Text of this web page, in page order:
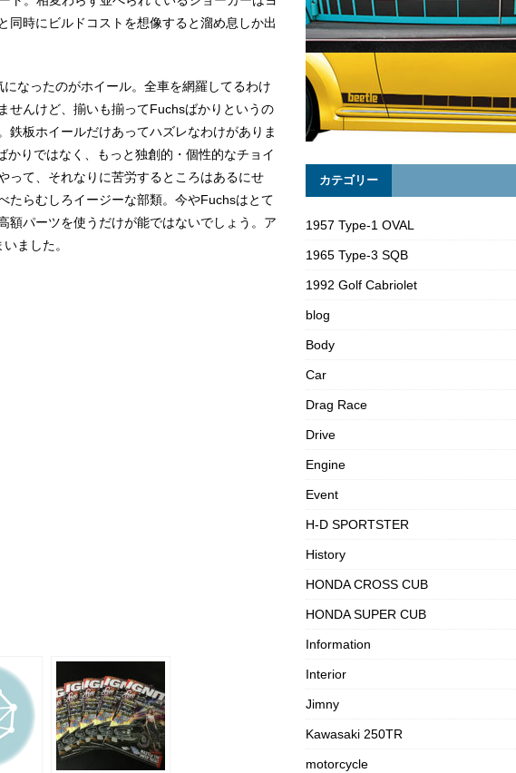
同時にビルドコストを想像すると溜め息しか出
なったのがホイール。全車を網羅してるわけ
せんけど、揃いも揃ってFuchsばかりというの
鉄板ホイールだけあってハズレなわけがありま
りではなく、もっと独創的・個性的なチョイ
って、それなりに苦労するところはあるにせ
たらむしろイージーな部類。今やFuchsはとて
額パーツを使うだけが能ではないでしょう。ア
ました。
カテゴリー
1957 Type-1 OVAL
1965 Type-3 SQB
1992 Golf Cabriolet
blog
Body
Car
Drag Race
Drive
Engine
Event
H-D SPORTSTER
History
HONDA CROSS CUB
HONDA SUPER CUB
Information
Interior
Jimny
Kawasaki 250TR
motorcycle